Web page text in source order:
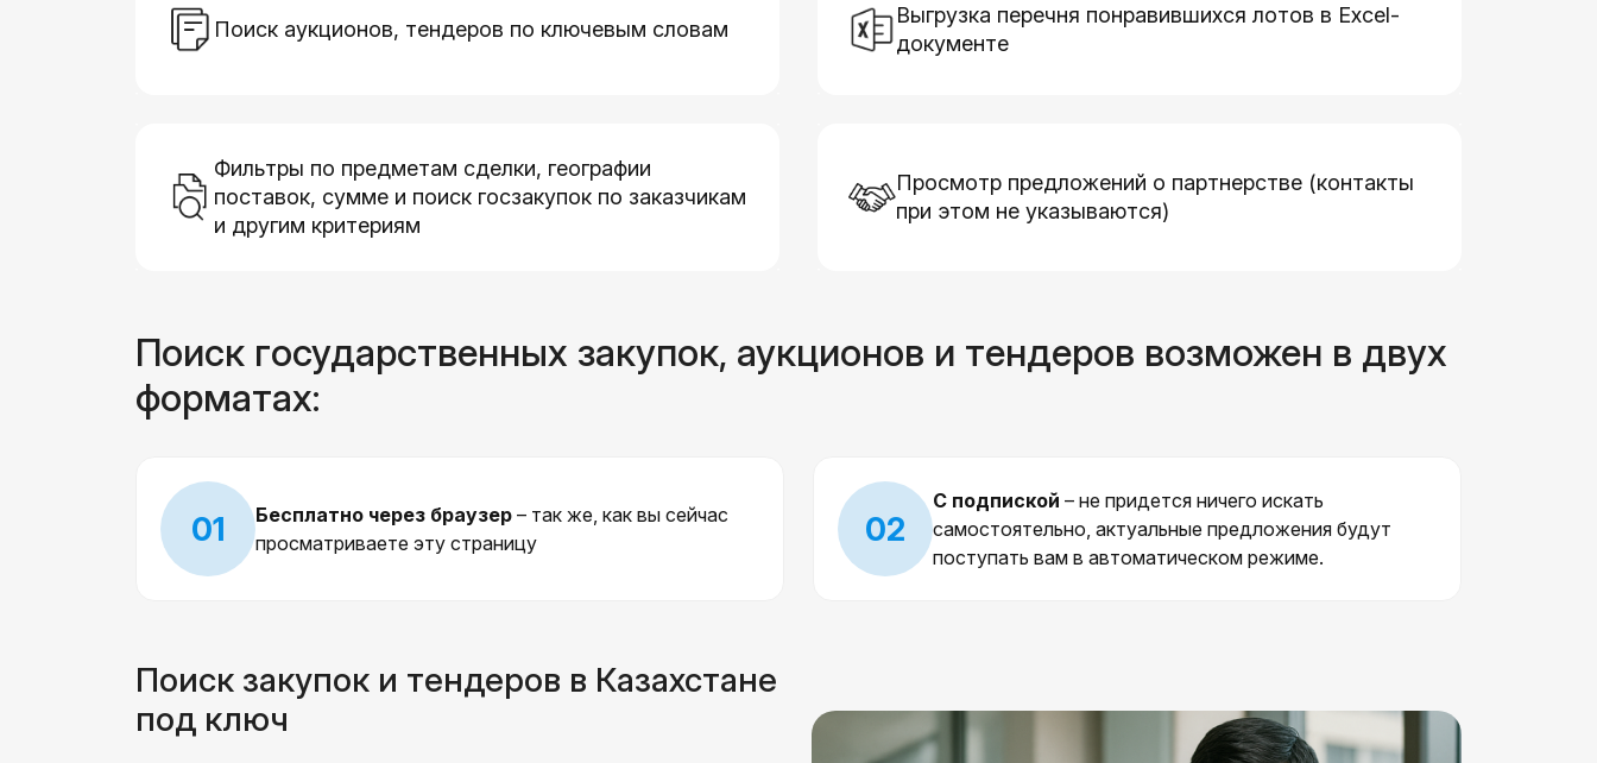
Поиск аукционов, тендеров по ключевым словам
Выгрузка перечня понравившихся лотов в Excel-
документе
Фильтры по предметам сделки, географии
поставок, сумме и поиск госзакупок по заказчикам
и другим критериям
Просмотр предложений о партнерстве (контакты
при этом не указываются)
Поиск государственных закупок, аукционов и тендеров возможен в двух
форматах:
01 Бесплатно через браузер – так же, как вы сейчас
просматриваете эту страницу
02
С подпиской – не придется ничего искать
самостоятельно, актуальные предложения будут
поступать вам в автоматическом режиме.
Поиск закупок и тендеров в Казахстане
под ключ